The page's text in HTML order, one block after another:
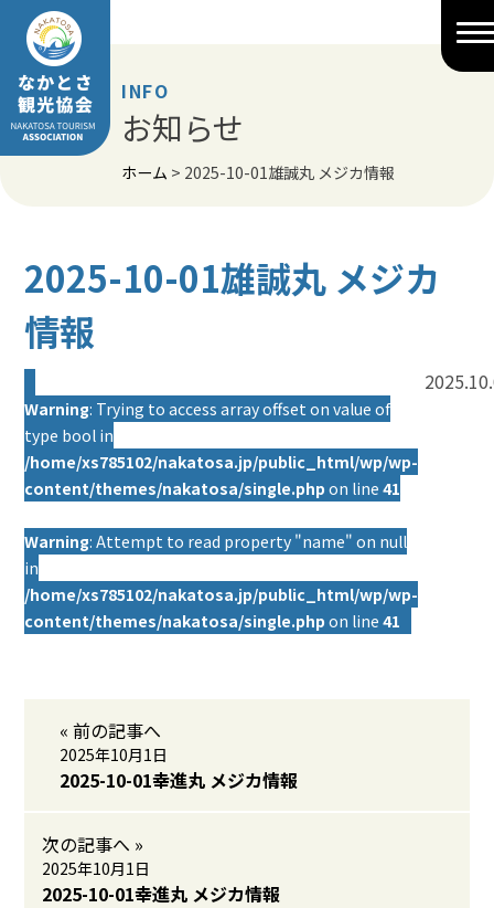
Skip
content
INFO
お知らせ
ホーム > 2025-10-01雄誠丸 メジカ情報
2025-10-01雄誠丸 メジカ
情報
Warning: Trying to access array offset on value of
type bool in
/home/xs785102/nakatosa.jp/public_html/wp/wp-
content/themes/nakatosa/single.php on line41
Warning: Attempt to read property "name" on null
in
/home/xs785102/nakatosa.jp/public_html/wp/wp-
content/themes/nakatosa/single.php on line41
« 前の記事へ
2025年10月1日
2025-10-01幸進丸 メジカ情報
次の記事へ »
2025年10月1日
2025-10-01幸進丸 メジカ情報